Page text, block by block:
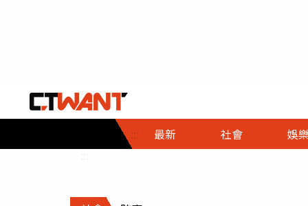
::: 最新 社會
社會首頁
時事
調查
娛樂
娛樂首頁
即時
財經首頁
熱線
政